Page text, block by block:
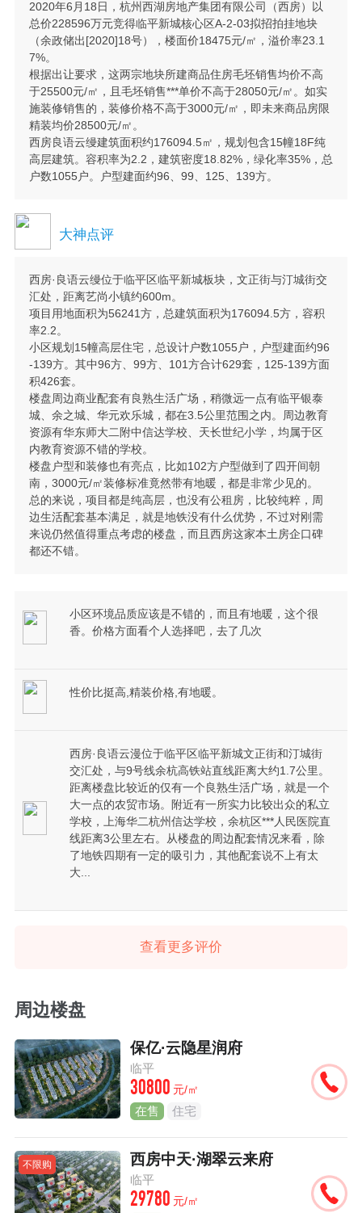
2020年6月18日，杭州西湖房地产集团有限公司（西房）以
总价228596万元竞得临平新城核心区A-2-03拟招拍挂地块
（余政储出[2020]18号），楼面价18475元/㎡，溢价率23.1
7%。
根据出让要求，这两宗地块所建商品住房毛坯销售均价不高
于25500元/㎡，且毛坯销售***单价不高于28050元/㎡。如实
施装修销售的，装修价格不高于3000元/㎡，即未来商品房限
精装均价28500元/㎡。
西房良语云缦建筑面积约176094.5㎡，规划包含15幢18F纯
高层建筑。容积率为2.2，建筑密度18.82%，绿化率35%，总
户数1055户。户型建面约96、99、125、139方。
大神点评
西房·良语云缦位于临平区临平新城板块，文正街与汀城街交
汇处，距离艺尚小镇约600m。
项目用地面积为56241方，总建筑面积为176094.5方，容积
率2.2。
小区规划15幢高层住宅，总设计户数1055户，户型建面约96
-139方。其中96方、99方、101方合计629套，125-139方面
积426套。
楼盘周边商业配套有良熟生活广场，稍微远一点有临平银泰
城、余之城、华元欢乐城，都在3.5公里范围之内。周边教育
资源有华东师大二附中信达学校、天长世纪小学，均属于区
内教育资源不错的学校。
楼盘户型和装修也有亮点，比如102方户型做到了四开间朝
南，3000元/㎡装修标准竟然带有地暖，都是非常少见的。
总的来说，项目都是纯高层，也没有公租房，比较纯粹，周
边生活配套基本满足，就是地铁没有什么优势，不过对刚需
来说仍然值得重点考虑的楼盘，而且西房这家本土房企口碑
都还不错。
小区环境品质应该是不错的，而且有地暖，这个很
香。价格方面看个人选择吧，去了几次
性价比挺高,精装价格,有地暖。
西房·良语云漫位于临平区临平新城文正街和汀城街
交汇处，与9号线余杭高铁站直线距离大约1.7公里。
距离楼盘比较近的仅有一个良熟生活广场，就是一个
大一点的农贸市场。附近有一所实力比较出众的私立
学校，上海华二杭州信达学校，余杭区***人民医院直
线距离3公里左右。从楼盘的周边配套情况来看，除
了地铁四期有一定的吸引力，其他配套说不上有太
大...
查看更多评价
周边楼盘
保亿·云隐星润府
临平
30800 元/㎡
在售 住宅
不限购 西房中天·湖翠云来府
临平
29780 元/㎡